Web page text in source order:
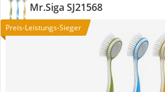
Mr.Siga SJ21568
Preis-Leistungs-Sieger